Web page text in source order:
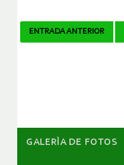
Navegador
ENTRADA ANTERIOR
GALERÌA DE FOTOS